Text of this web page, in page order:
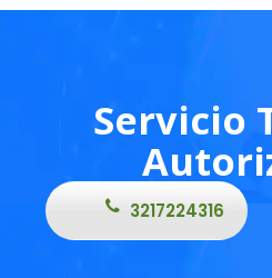
Servicio
3217224316